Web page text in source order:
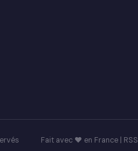
Fait avec ♥ en France | RSS